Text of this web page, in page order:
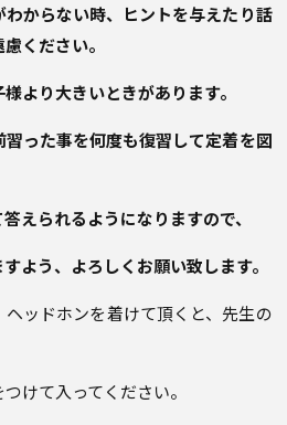
からない時、ヒントを与えたり話
ください。
より大きいときがあります。
った事を何度も復習して定着を図
えられるようになりますので、
よう、 よろしくお願い致します。
ッドホンを着けて頂くと、先生の
けて入ってください。